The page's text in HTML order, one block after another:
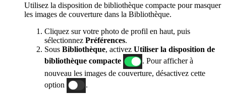
Utilisez la disposition de bibliothèque compacte pour masquer
les images de couverture dans la Bibliothèque.
Cliquez sur votre photo de profil en haut, puis
sélectionnez Préférences.
Sous Bibliothèque, activez Utiliser la disposition de
bibliothèque compacte
. Pour afficher à
nouveau les images de couverture, désactivez cette
option
.